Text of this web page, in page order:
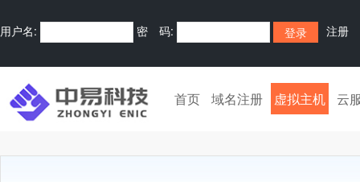
用户名: 密 码: 注册
首页 域名注册 虚拟主机 云